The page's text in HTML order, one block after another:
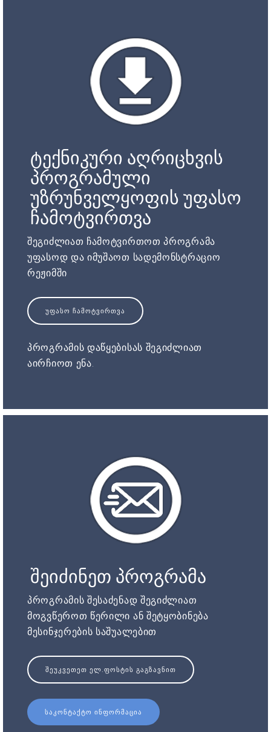
ტექნიკური აღრიცხვის
პროგრამული
უზრუნველყოფის უფასო
ჩამოტვირთვა
შეგიძლიათ ჩამოტვირთოთ პროგრამა
უფასოდ და იმუშაოთ სადემონსტრაციო
რეჟიმში
ᲣᲤᲐᲡᲝ ᲩᲐᲛᲝᲢᲕᲘᲠᲗᲕᲐ
პროგრამის დაწყებისას შეგიძლიათ
აირჩიოთ ენა.
შეიძინეთ პროგრამა
პროგრამის შესაძენად შეგიძლიათ
მოგვწეროთ წერილი ან შეტყობინება
მესინჯერების საშუალებით
ᲨᲔᲣᲙᲕᲔᲗᲔᲗ ᲔᲚ.ᲤᲝᲡᲢᲘᲡ ᲒᲐᲒᲖᲐᲕᲜᲘᲗ
ᲡᲐᲙᲝᲜᲢᲐᲥᲢᲝ ᲘᲜᲤᲝᲠᲛᲐᲪᲘᲐ